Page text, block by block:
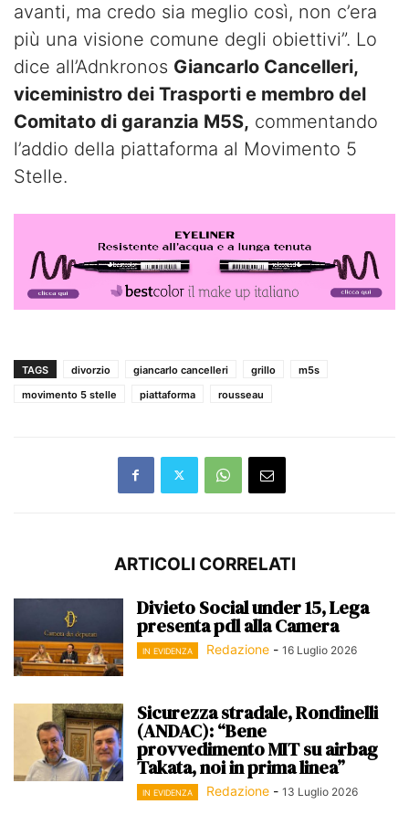
avanti, ma credo sia meglio così, non c’era
più una visione comune degli obiettivi”. Lo
dice all’Adnkronos Giancarlo Cancelleri,
viceministro dei Trasporti e membro del
Comitato di garanzia M5S, commentando
l’addio della piattaforma al Movimento 5
Stelle.
TAGS divorzio giancarlo cancelleri grillo
m5s
movimento 5 stelle
piattaforma rousseau
ARTICOLI CORRELATI
Divieto Social under 15, Lega
presenta pdl alla Camera
IN EVIDENZA Redazione - 16 Luglio 2026
Sicurezza stradale, Rondinelli
(ANDAC): “Bene
provvedimento MIT su airbag
Takata, noi in prima linea”
IN EVIDENZA Redazione - 13 Luglio 2026